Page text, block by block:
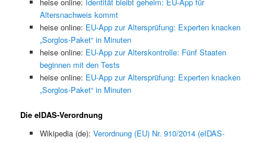
Altersnachweis kommt
heise online: EU-App zur Altersprüfung: Experten knacken
„Sorglos-Paket“ in Minuten
heise online: EU-App zur Alterskontrolle: Fünf Staaten
beginnen mit den Tests
heise online: EU-App zur Altersprüfung: Experten knacken
„Sorglos-Paket“ in Minuten
Die eIDAS-Verordnung
Wikipedia (de): Verordnung (EU) Nr. 910/2014 (eIDAS-